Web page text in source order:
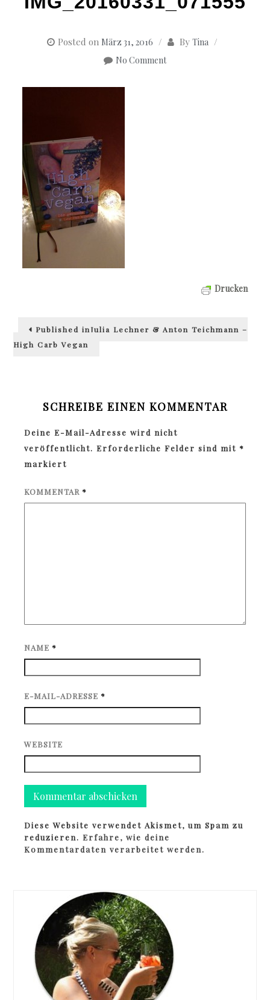
Posted on März 31, 2016 By Tina
No Comment
Drucken
Beitragsnavigation
Published inJulia Lechner & Anton Teichmann –
High Carb Vegan
SCHREIBE EINEN KOMMENTAR
Deine E-Mail-Adresse wird nicht
veröffentlicht. Erforderliche Felder sind mit *
markiert
KOMMENTAR *
NAME *
E-MAIL-ADRESSE *
WEBSITE
Diese Website verwendet Akismet, um Spam zu
reduzieren.Erfahre, wie deine
Kommentardaten verarbeitet werden.